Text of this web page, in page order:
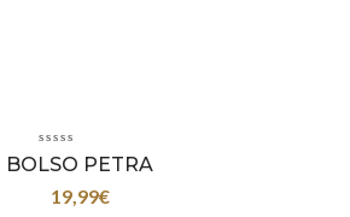
BOLSO PETRA
19,99€